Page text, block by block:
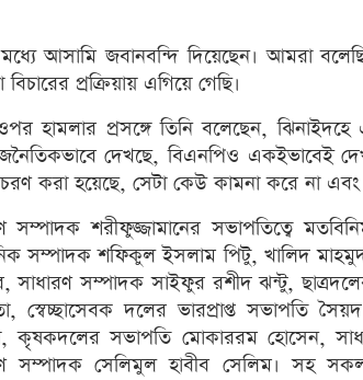
মধ্যে আসামি জবানবন্দি দিয়েছেন। আমরা
প্রক্রিয়ায় এগিয়ে গেছি।
হামলার প্রসঙ্গে তিনি বলেছেন, ঝিনাইদহে
দেখছে, বিএনপিও একইভাবেই
করা হয়েছে, সেটা কেউ কামনা করে না
সম্পাদক শরীফুজ্জামানের সভাপতিত্বে
সম্পাদক শফিকুল ইসলাম পিটু, খালিদ
সাধারণ সম্পাদক সাইফুর রশীদ ঝন্টু,
স্বেচ্ছাসেবক দলের ভারপ্রাপ্ত সভাপতি
সভাপতি মোকাররম হোসেন,
সম্পাদক সেলিমুল হাবীব সেলিম। সহ